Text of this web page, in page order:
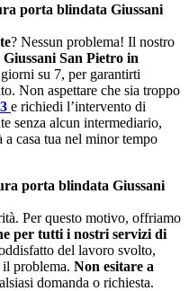
porta blindata Giussani
? Nessun problema! Il nostro
San Pietro in
su 7, per garantirti
Non aspettare che sia troppo
e richiedi l’intervento di
senza alcun intermediario,
a casa tua nel minor tempo
porta blindata Giussani
Per questo motivo, offriamo
per tutti i nostri servizi di
del lavoro svolto,
problema. Non esitare a
domanda o richiesta.